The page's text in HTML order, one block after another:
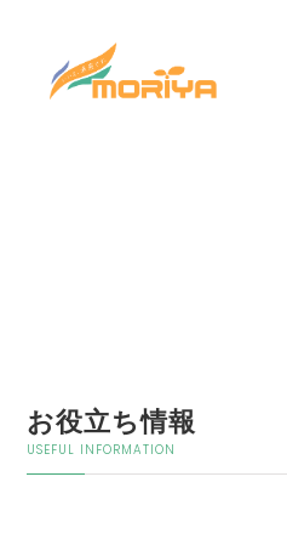
お役立ち情報
USEFUL INFORMATION